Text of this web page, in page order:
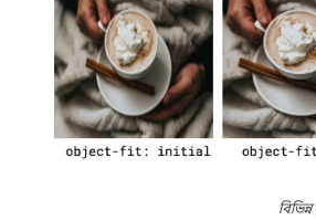
বিভিন্ন